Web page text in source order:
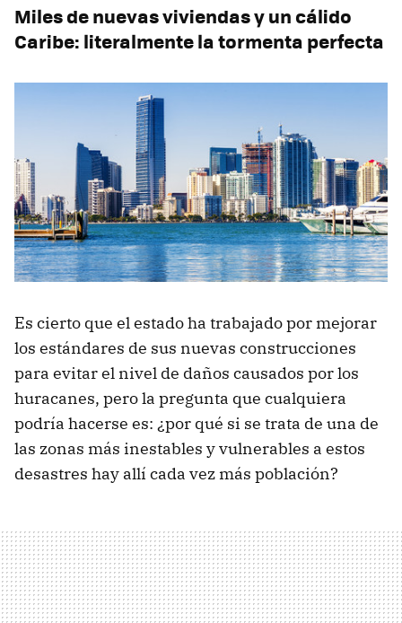
Miles de nuevas viviendas y un cálido
Caribe: literalmente la tormenta perfecta
Es cierto que el estado ha trabajado por mejorar
los estándares de sus nuevas construcciones
para evitar el nivel de daños causados por los
huracanes, pero la pregunta que cualquiera
podría hacerse es: ¿por qué si se trata de una de
las zonas más inestables y vulnerables a estos
desastres hay allí cada vez más población?